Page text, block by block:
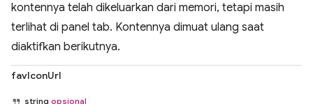
kontennya telah dikeluarkan dari memori, tetapi masih
terlihat di panel tab. Kontennya dimuat ulang saat
diaktifkan berikutnya.
favIconUrl
string opsional